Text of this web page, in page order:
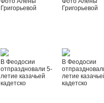
Григорьевой
Григорьевой
В Феодосии
отпраздновали 5-
летие казачьей
кадетско
В Феодосии
летие
кадетско